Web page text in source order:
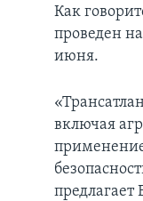
Как
проведен
июня.
включая
предлагает